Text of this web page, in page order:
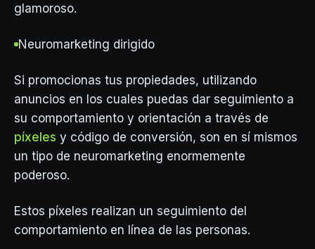
glamoroso.
Neuromarketing dirigido
Si promocionas tus propiedades, utilizando
anuncios en los cuales puedas dar seguimiento a
su comportamiento y orientación a través de
píxeles y código de conversión, son en sí mismos
un tipo de neuromarketing enormemente
poderoso.
Estos píxeles realizan un seguimiento del
comportamiento en línea de las personas.